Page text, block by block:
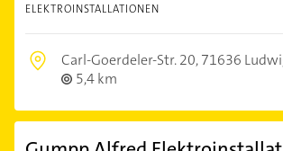
ELEKTROINSTALLATIONEN
Carl-Goerdeler-Str. 20,71636
5,4 km